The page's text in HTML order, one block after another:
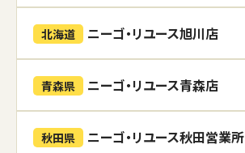
北海道 ニーゴ・リユース旭川店
青森県 ニーゴ・リユース青森店
秋田県 ニーゴ・リユース秋田営業所